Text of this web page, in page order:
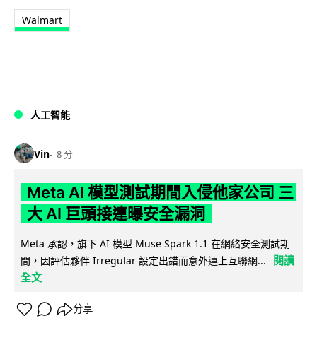
Walmart
人工智能
Vin 8 分
Meta AI 模型測試期間入侵他家公司 三
大 AI 巨頭接連曝安全漏洞
Meta 承認，旗下 AI 模型 Muse Spark 1.1 在網絡安全測試期
間，因評估夥伴 Irregular 設定出錯而意外連上互聯網...
閱讀
全文
分享